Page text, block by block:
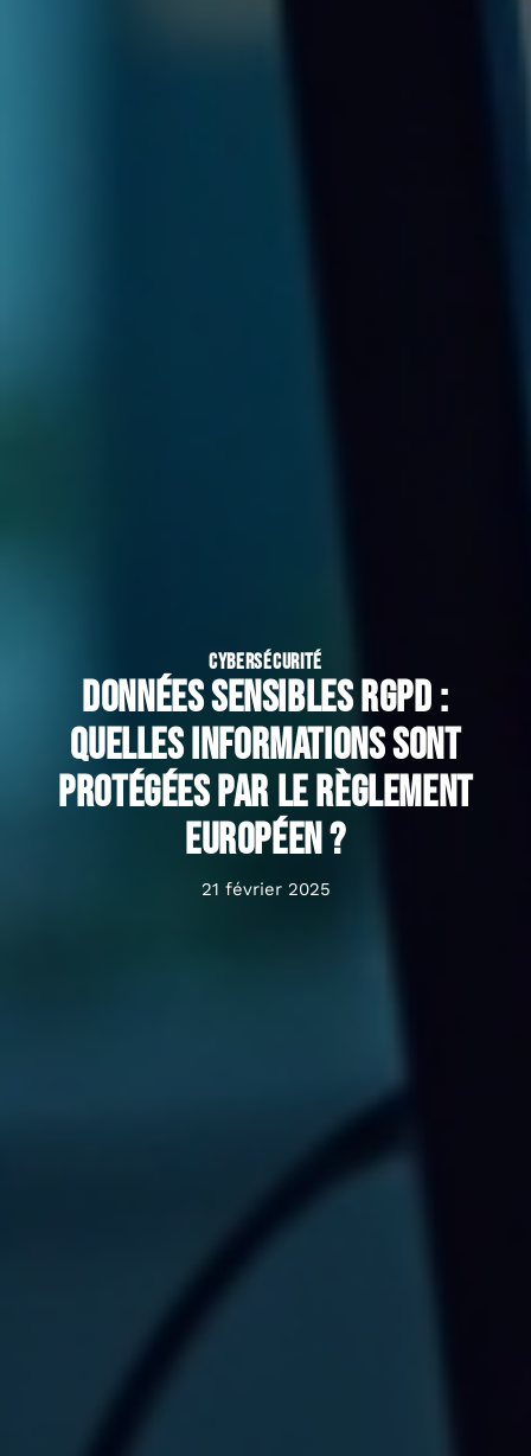
CYBERSÉCURITÉ
Données sensibles rgpd :
quelles informations sont
protégées par le règlement
européen ?
21 février 2025